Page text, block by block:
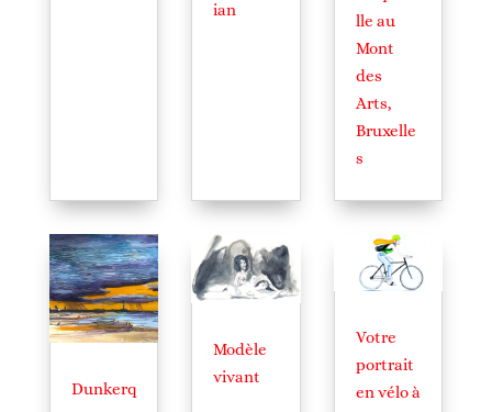
ian
lle au
Mont
des
Arts,
Bruxelle
s
Dunkerq
Modèle
vivant
Votre
portrait
en vélo à